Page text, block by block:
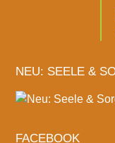
NEU: SEELE &
FACEBOOK